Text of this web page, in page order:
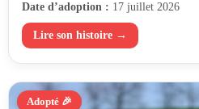
Date d’adoption : 17 juillet 2026
Lire son histoire →
Adopté 🎉